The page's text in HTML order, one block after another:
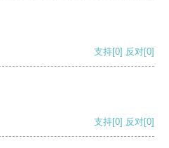
支持[0] 反对[0]
支持[0] 反对[0]